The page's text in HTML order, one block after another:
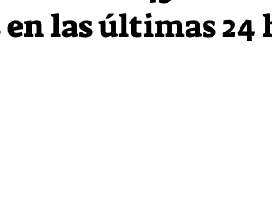
las últimas 24